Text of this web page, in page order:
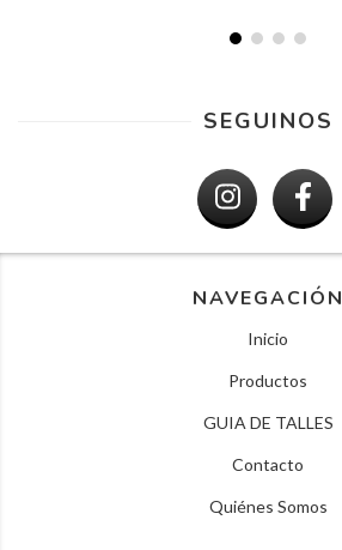
SEGUINOS
NAVEGACIÓN
Inicio
Productos
GUIA DE TALLES
Contacto
Quiénes Somos